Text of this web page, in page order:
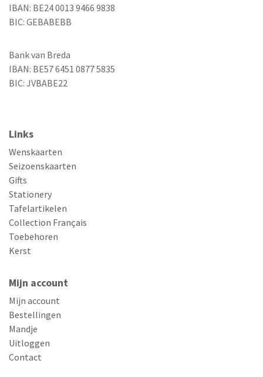
IBAN: BE24 0013 9466 9838
BIC: GEBABEBB
Bank van Breda
IBAN: BE57 6451 0877 5835
BIC: JVBABE22
Links
Wenskaarten
Seizoenskaarten
Gifts
Stationery
Tafelartikelen
Collection Français
Toebehoren
Kerst
Mijn account
Mijn account
Bestellingen
Mandje
Uitloggen
Contact